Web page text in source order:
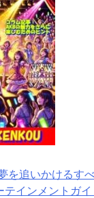
を追いかけるす
テインメントガ